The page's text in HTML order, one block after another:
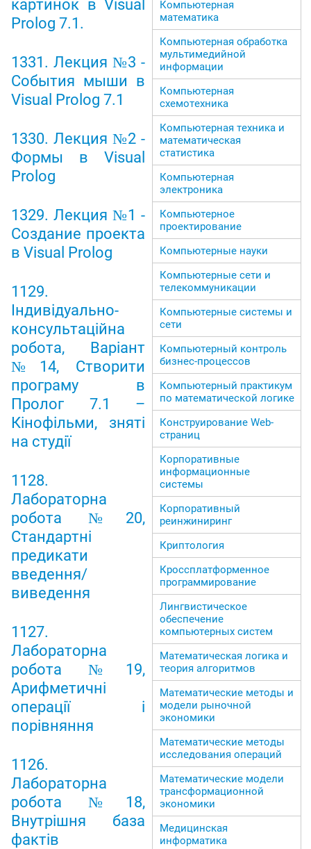
картинок в Visual
Prolog 7.1.
1331. Лекция №3 -
События мыши в
Visual Prolog 7.1
1330. Лекция №2 -
Формы в Visual
Prolog
1329. Лекция №1 -
Создание проекта
в Visual Prolog
1129.
Індивідуально-
консультаційна
робота, Варіант
№14, Створити
програму в
Пролог 7.1 –
Кінофільми, зняті
на студії
1128.
Лабораторна
робота №20,
Стандартні
предикати
введення/
виведення
1127.
Лабораторна
робота №19,
Арифметичні
операції і
порівняння
1126.
Лабораторна
робота №18,
Внутрішня база
фактів
Компьютерная
математика
Компьютерная обработка
мультимедийной
информации
Компьютерная
схемотехника
Компьютерная техника и
математическая
статистика
Компьютерная
электроника
Компьютерное
проектирование
Компьютерные науки
Компьютерные сети и
телекоммуникации
Компьютерные системы и
сети
Компьютерный контроль
бизнес-процессов
Компьютерный практикум
по математической логике
Конструирование Web-
страниц
Корпоративные
информационные
системы
Корпоративный
реинжиниринг
Криптология
Кроссплатформенное
программирование
Лингвистическое
обеспечение
компьютерных систем
Математическая логика и
теория алгоритмов
Математические методы и
модели рыночной
экономики
Математические методы
исследования операций
Математические модели
трансформационной
экономики
Медицинская
информатика